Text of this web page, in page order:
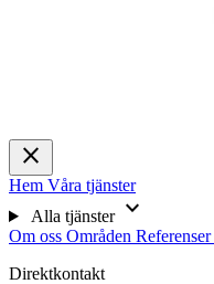
close
Hem Våra tjänster
Alla tjänster expand_more
Om oss Områden Referenser
Direktkontakt